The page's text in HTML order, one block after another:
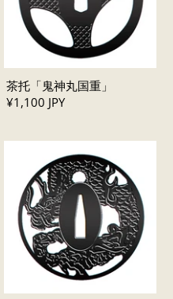
茶托「鬼神丸国重」
¥1,100 JPY